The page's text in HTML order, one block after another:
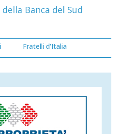
Banca del Sud
Fratelli d'Italia